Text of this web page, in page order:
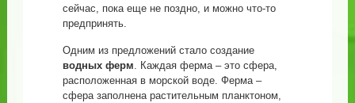
сейчас, пока еще не поздно, и можно что-то
предпринять.
Одним из предложений стало создание
водных ферм . Каждая ферма – это сфера,
расположенная в морской воде. Ферма –
сфера заполнена растительным планктоном,